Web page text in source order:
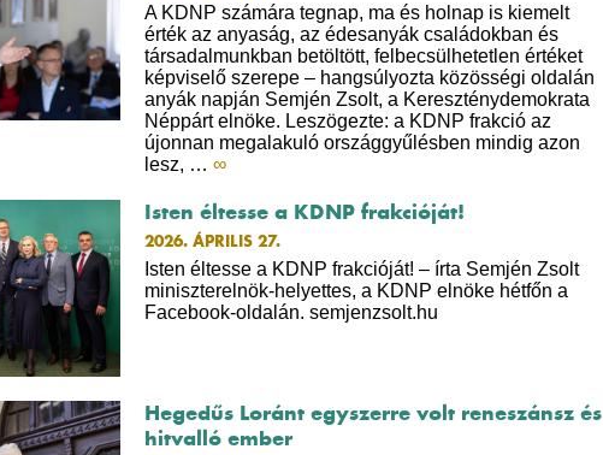
A KDNP számára tegnap, ma és holnap is kiemelt
érték az anyaság, az édesanyák családokban és
társadalmunkban betöltött, felbecsülhetetlen értéket
képviselő szerepe – hangsúlyozta közösségi oldalán
anyák napján Semjén Zsolt, a Kereszténydemokrata
Néppárt elnöke. Leszögezte: a KDNP frakció az
újonnan megalakuló országgyűlésben mindig azon
lesz, … ∞
Isten éltesse a KDNP frakcióját!
2026. ÁPRILIS 27.
Isten éltesse a KDNP frakcióját! – írta Semjén Zsolt
miniszterelnök-helyettes, a KDNP elnöke hétfőn a
Facebook-oldalán. semjenzsolt.hu
Hegedűs Loránt egyszerre volt reneszánsz és
hitvalló ember